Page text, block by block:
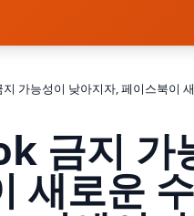
금지 가
새로운